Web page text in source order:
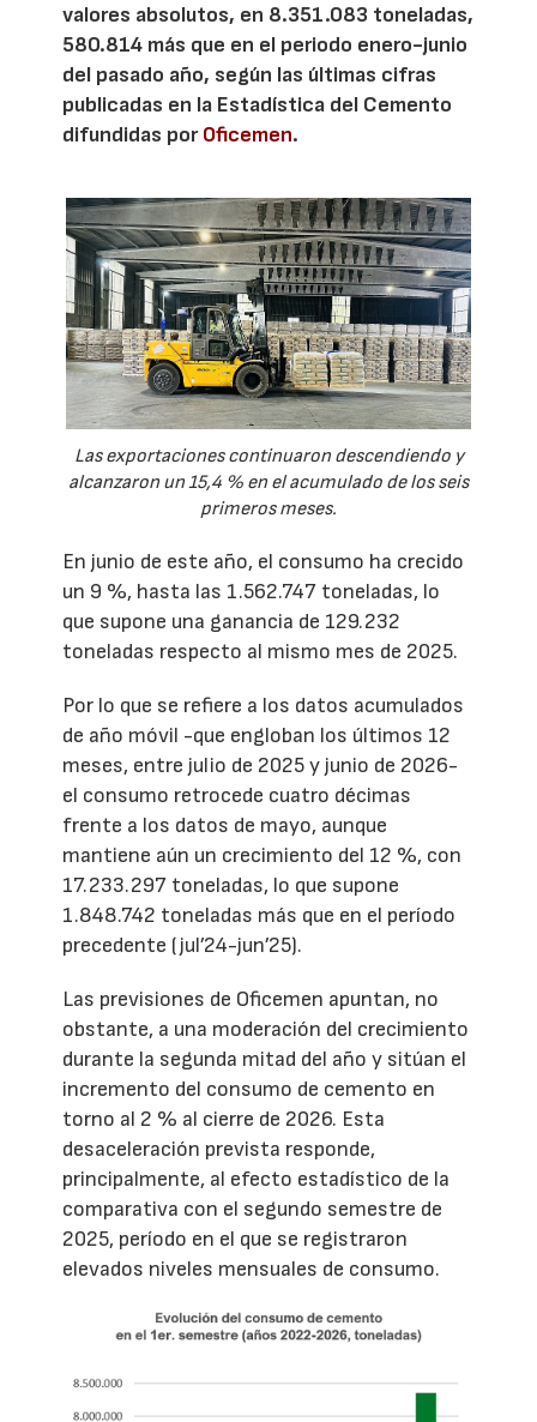
valores absolutos, en 8.351.083 toneladas,
580.814 más que en el periodo enero-junio
del pasado año, según las últimas cifras
publicadas en la Estadística del Cemento
difundidas porOficemen.
Las exportaciones continuaron descendiendo y
alcanzaron un 15,4 % en el acumulado de los seis
primeros meses.
En junio de este año, el consumo ha crecido
un 9 %, hasta las 1.562.747 toneladas, lo
que supone una ganancia de 129.232
toneladas respecto al mismo mes de 2025.
Por lo que se refiere a los datos acumulados
de año móvil -que engloban los últimos 12
meses, entre julio de 2025 y junio de 2026-
el consumo retrocede cuatro décimas
frente a los datos de mayo, aunque
mantiene aún un crecimiento del 12 %, con
17.233.297 toneladas, lo que supone
1.848.742 toneladas más que en el período
precedente (jul’24-jun’25).
Las previsiones de Oficemen apuntan, no
obstante, a una moderación del crecimiento
durante la segunda mitad del año y sitúan el
incremento del consumo de cemento en
torno al 2 % al cierre de 2026. Esta
desaceleración prevista responde,
principalmente, al efecto estadístico de la
comparativa con el segundo semestre de
2025, período en el que se registraron
elevados niveles mensuales de consumo.